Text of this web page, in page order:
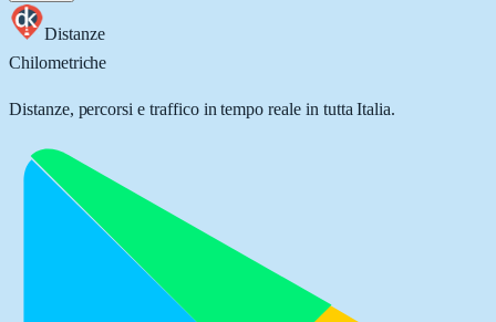
Distanze
Chilometriche
Distanze, percorsi e traffico in tempo reale in tutta Italia.